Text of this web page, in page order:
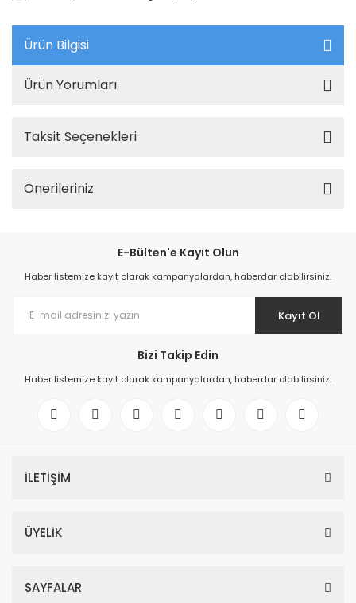
Ürün Bilgisi
Ürün Yorumları
Taksit Seçenekleri
Önerileriniz
E-Bülten'e Kayıt Olun
Haber listemize kayıt olarak kampanyalardan, haberdar olabilirsiniz.
Kayıt Ol
Bizi Takip Edin
Haber listemize kayıt olarak kampanyalardan, haberdar olabilirsiniz.
İLETİŞİM
ÜYELİK
SAYFALAR